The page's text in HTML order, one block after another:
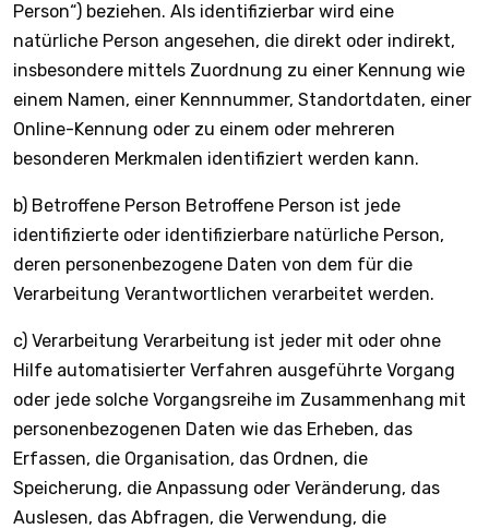
Person“) beziehen. Als identifizierbar wird eine
natürliche Person angesehen, die direkt oder indirekt,
insbesondere mittels Zuordnung zu einer Kennung wie
einem Namen, einer Kennnummer, Standortdaten, einer
Online-Kennung oder zu einem oder mehreren
besonderen Merkmalen identifiziert werden kann.
b) Betroffene Person Betroffene Person ist jede
identifizierte oder identifizierbare natürliche Person,
deren personenbezogene Daten von dem für die
Verarbeitung Verantwortlichen verarbeitet werden.
c) Verarbeitung Verarbeitung ist jeder mit oder ohne
Hilfe automatisierter Verfahren ausgeführte Vorgang
oder jede solche Vorgangsreihe im Zusammenhang mit
personenbezogenen Daten wie das Erheben, das
Erfassen, die Organisation, das Ordnen, die
Speicherung, die Anpassung oder Veränderung, das
Auslesen, das Abfragen, die Verwendung, die